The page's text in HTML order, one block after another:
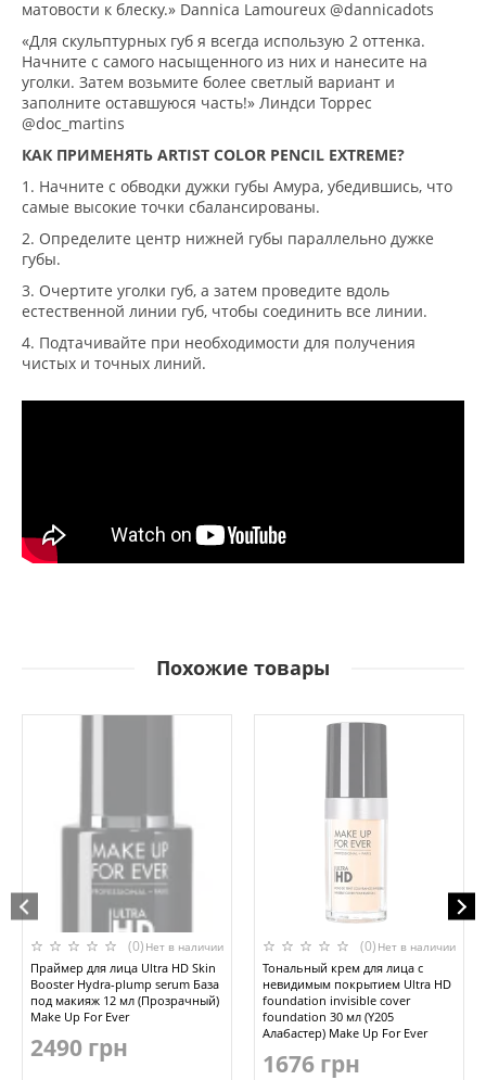
матовости к блеску.» Dannica Lamoureux @dannicadots
«Для скульптурных губ я всегда использую 2 оттенка.
Начните с самого насыщенного из них и нанесите на
уголки. Затем возьмите более светлый вариант и
заполните оставшуюся часть!» Линдси Торрес
@doc_martins
КАК ПРИМЕНЯТЬ ARTIST COLOR PENCIL EXTREME?
1. Начните с обводки дужки губы Амура, убедившись, что
самые высокие точки сбалансированы.
2. Определите центр нижней губы параллельно дужке
губы.
3. Очертите уголки губ, а затем проведите вдоль
естественной линии губ, чтобы соединить все линии.
4. Подтачивайте при необходимости для получения
чистых и точных линий.
Похожие товары
(0) Нет в наличии
Праймер для лица Ultra HD Skin
Booster Hydra-plump serum База
под макияж 12 мл (Прозрачный)
Make Up For Ever
2490 грн
(0) Нет в наличии
Тональный крем для лица с
невидимым покрытием Ultra HD
foundation invisible cover
foundation 30 мл (Y205
Алабастер) Make Up For Ever
1676 грн